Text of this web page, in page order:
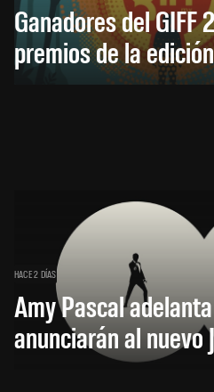
Ganadores del
premios de la
HACE 2 DÍAS
Amy Pascal
anunciarán al nuevo